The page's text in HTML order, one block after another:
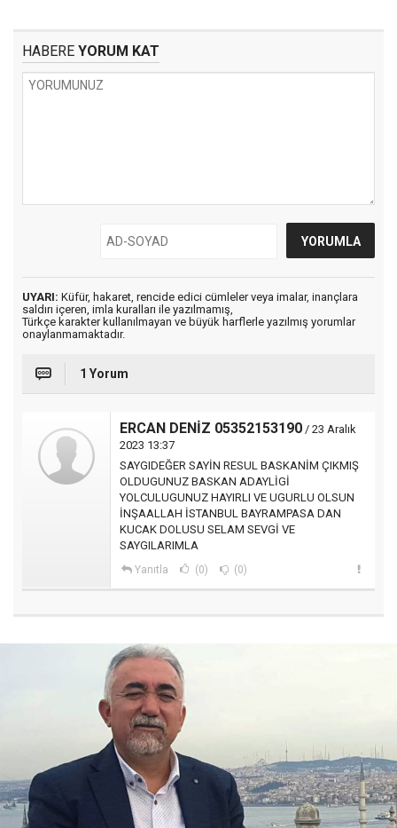
HABERE YORUM KAT
UYARI: Küfür, hakaret, rencide edici cümleler veya imalar, inançlara
saldırı içeren, imla kuralları ile yazılmamış,
Türkçe karakter kullanılmayan ve büyük harflerle yazılmış yorumlar
onaylanmamaktadır.
1 Yorum
ERCAN DENİZ 05352153190 / 23 Aralık
2023 13:37
SAYGIDEĞER SAYİN RESUL BASKANİM ÇIKMIŞ
OLDUGUNUZ BASKAN ADAYLİGİ
YOLCULUGUNUZ HAYIRLI VE UGURLU OLSUN
İNŞAALLAH İSTANBUL BAYRAMPASA DAN
KUCAK DOLUSU SELAM SEVGİ VE
SAYGILARIMLA
Yanıtla (0) (0)